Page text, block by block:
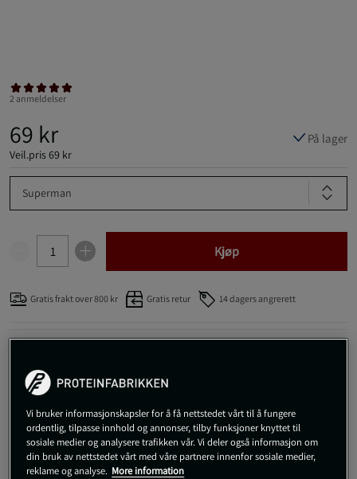
2 anmeldelser
69 kr
Veil.pris69 kr
På lager
Superman
Kjøp
Gratis frakt over 800 kr Gratis retur 14 dagers angrerett
SKU #80108001R | EAN7350057186541
DC Comics - Smartshake Whey2Go Funnel. Bærbar og hengende
oppbevaring til dine kosttilskudd. Nå med motiv på dine
superheltfavoritter!
Les mer
Informasjon Anmeldelser(2)
Vi bruker informasjonskapsler for å få nettstedet vårt til å fungere
ordentlig, tilpasse innhold og annonser, tilby funksjoner knyttet til
sosiale medier og analysere trafikken vår. Vi deler også informasjon om
din bruk av nettstedet vårt med våre partnere innenfor sosiale medier,
reklame og analyse. More information